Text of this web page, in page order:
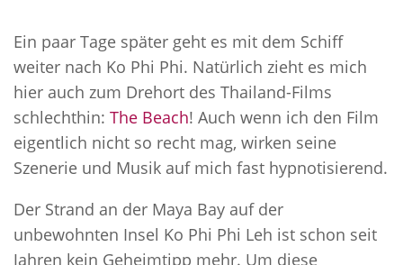
Ein paar Tage später geht es mit dem Schiff
weiter nach Ko Phi Phi. Natürlich zieht es mich
hier auch zum Drehort des Thailand-Films
schlechthin: The Beach! Auch wenn ich den Film
eigentlich nicht so recht mag, wirken seine
Szenerie und Musik auf mich fast hypnotisierend.
Der Strand an der Maya Bay auf der
unbewohnten Insel Ko Phi Phi Leh ist schon seit
Jahren kein Geheimtipp mehr. Um diese